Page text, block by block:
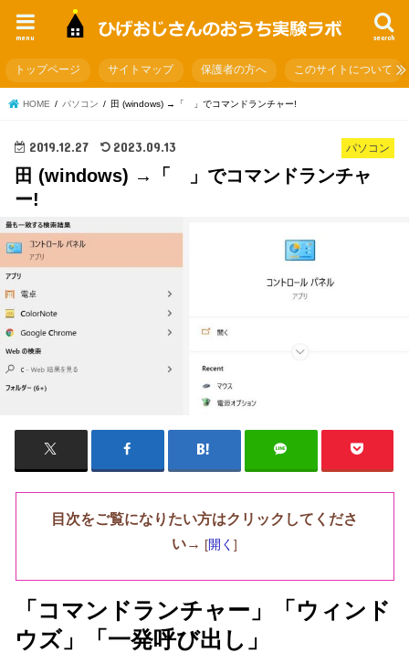
search
menu
トップページ サイトマップ 保護者の方へ このサイトについて
HOME パソコン 田 (windows) →「 」でコマンドランチャー!
パソコン
2019.12.27 2023.09.13
田 (windows) →「 」でコマンドランチャ
ー!
目次をご覧になりたい方はクリックしてくださ
い→ [開く ]
「コマンドランチャー」「ウィンド
ウズ」「一発呼び出し」